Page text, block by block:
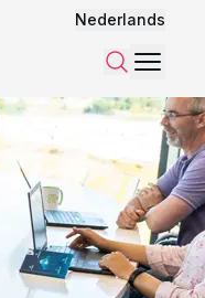
Nederlands
ZoekenMenu